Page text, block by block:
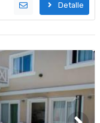
Detalle